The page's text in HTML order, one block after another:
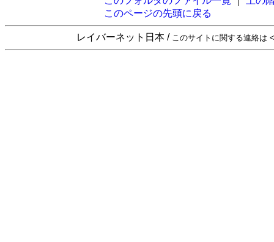
このページの先頭に戻る
レイバーネット日本 / このサイトに関する連絡は